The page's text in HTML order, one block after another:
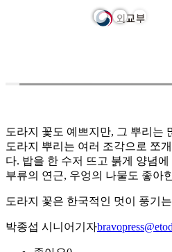
도라지 꽃도 예쁘지만, 그 뿌리는
도라지 뿌리는 여러 조각으로 쪼
다. 밥을 한 수저 뜨고 붉게 양념
부류의 연근, 우엉의 나물도 좋아
도라지 꽃은 한국적인 멋이 풍기
박종섭 시니어기자